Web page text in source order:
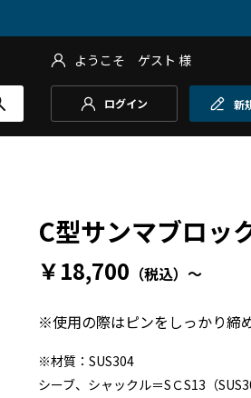
ようこそ ゲスト 様
ログイン 新
C型サンマブロッ
￥18,700 （税込） ～
※使用の際はピンをしっかり締
※材質：SUS304
シーブ、シャックル＝SＣS13（